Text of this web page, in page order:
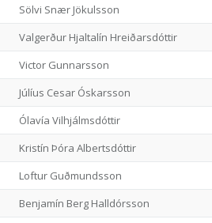
Sölvi Snær Jökulsson
Valgerður Hjaltalín Hreiðarsdóttir
Victor Gunnarsson
Júlíus Cesar Óskarsson
Ólavía Vilhjálmsdóttir
Kristín Þóra Albertsdóttir
Loftur Guðmundsson
Benjamín Berg Halldórsson